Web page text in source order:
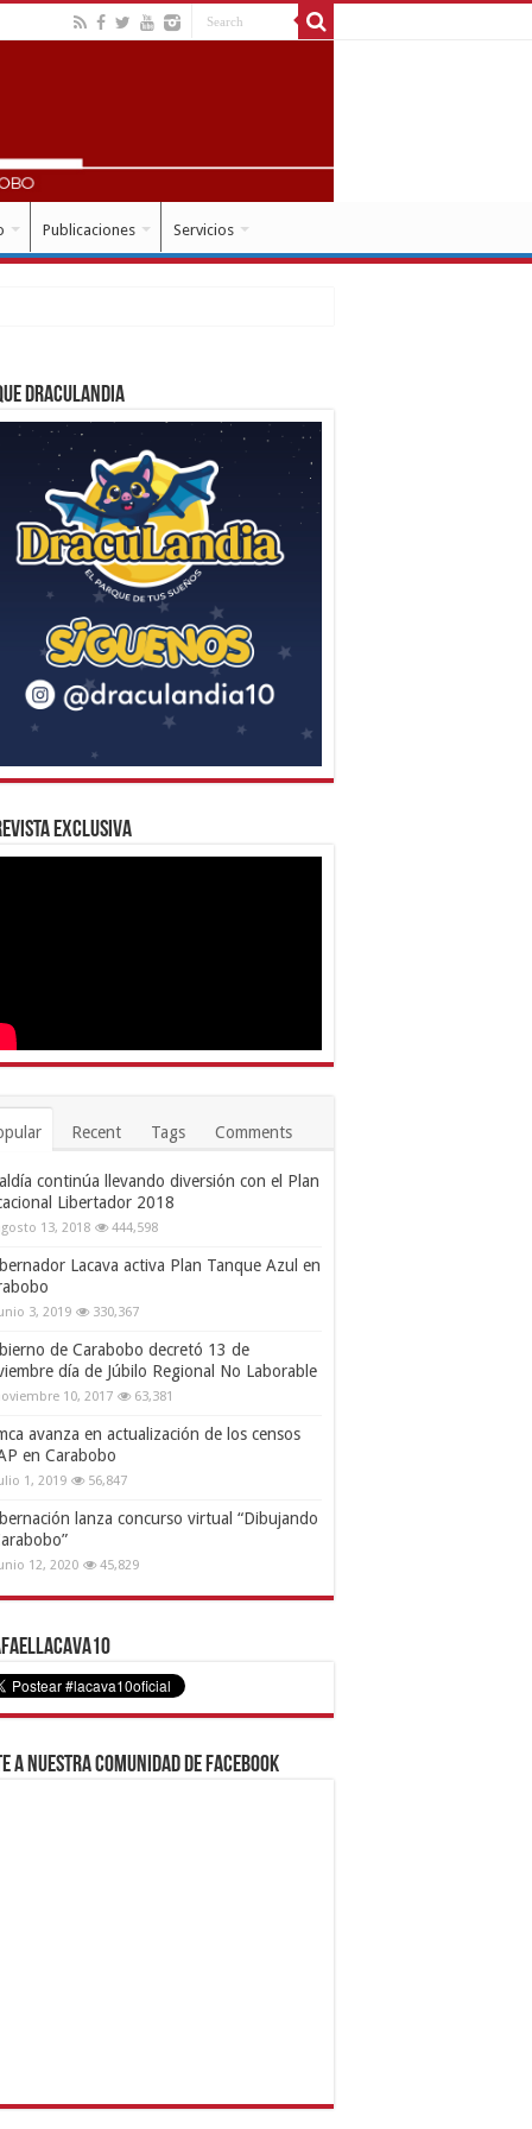
Publicaciones Servicios
Draculandia
Exclusiva
Recent Tags Comments
continúa llevando diversión con el Plan
Libertador 2018
13, 2018 444,598
Lacava activa Plan Tanque Azul en
3, 2019 330,367
de Carabobo decretó 13 de
día de Júbilo Regional No Laborable
10, 2017 63,381
avanza en actualización de los censos
en Carabobo
1, 2019 56,847
lanza concurso virtual “Dibujando
12, 2020 45,829
a nuestra comunidad de Facebook